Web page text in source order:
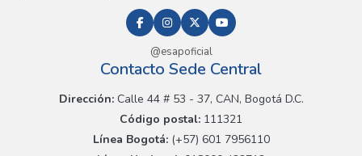
@esapoficial
Contacto Sede Central
Dirección:Calle 44 # 53 - 37, CAN, Bogotá D.C.
Código postal: 111321
Línea Bogotá:(+57) 601 7956110